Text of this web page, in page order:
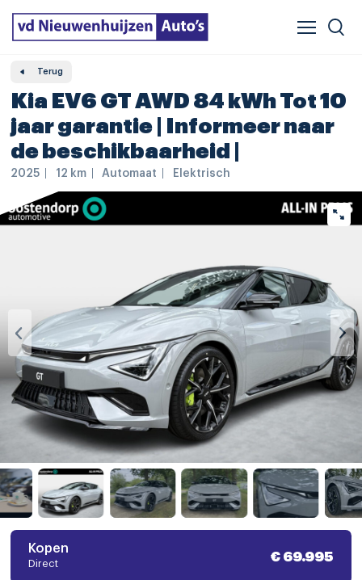
Leasing
Terug
Kia EV6 GT AWD 84 kWh Tot 10
jaar garantie | Informeer naar
de beschikbaarheid |
2025 12 km Automaat Elektrisch
Kopen
Direct
€ 69.995